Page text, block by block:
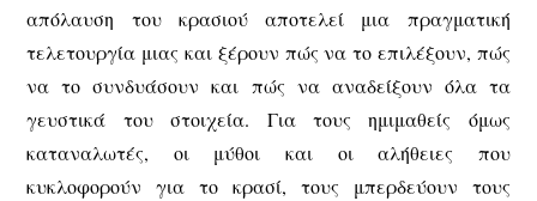
απόλαυση του κρασιού αποτελεί μια πραγματική
τελετουργία μιας και ξέρουν πώς να το επιλέξουν, πώς
να το συνδυάσουν και πώς να αναδείξουν όλα τα
γευστικά του στοιχεία. Για τους ημιμαθείς όμως
καταναλωτές, οι μύθοι και οι αλήθειες που
κυκλοφορούν για το κρασί, τους μπερδεύουν τους